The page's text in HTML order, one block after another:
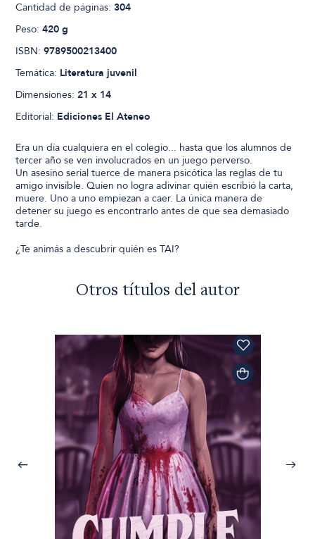
Cantidad de páginas:304
Peso:420 g
ISBN:9789500213400
Temática: Literatura juvenil
Dimensiones:21 x 14
Editorial: Ediciones El Ateneo
Era un día cualquiera en el colegio... hasta que los alumnos de
tercer año se ven involucrados en un juego perverso.
Un asesino serial tuerce de manera psicótica las reglas de tu
amigo invisible. Quien no logra adivinar quién escribió la carta,
muere. Uno a uno empiezan a caer. La única manera de
detener su juego es encontrarlo antes de que sea demasiado
tarde.
¿Te animás a descubrir quién es TAI?
Otros títulos del autor